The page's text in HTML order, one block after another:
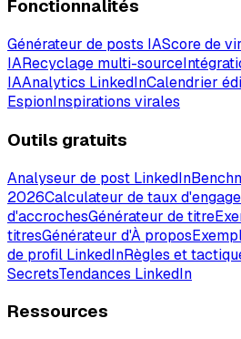
Fonctionnalités
Générateur de posts IAScore de
IARecyclage multi-source
IAAnalytics LinkedInCalendrier
EspionInspirations virales
Outils gratuits
Analyseur de post LinkedIn
2026Calculateur de taux
d'accrochesGénérateur de titre
titresGénérateur d'À propos
de profil LinkedInRègles et
SecretsTendances LinkedIn
Ressources